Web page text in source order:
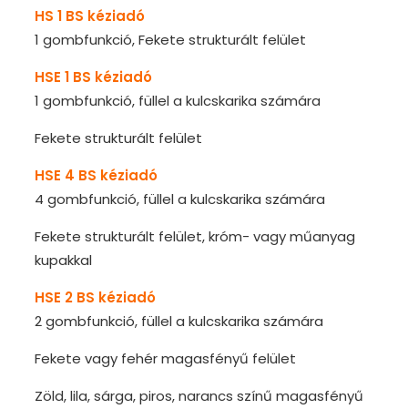
HS 1 BS kéziadó
1 gombfunkció, Fekete strukturált felület
HSE 1 BS kéziadó
1 gombfunkció, füllel a kulcskarika számára
Fekete strukturált felület
HSE 4 BS kéziadó
4 gombfunkció, füllel a kulcskarika számára
Fekete strukturált felület, króm- vagy műanyag
kupakkal
HSE 2 BS kéziadó
2 gombfunkció, füllel a kulcskarika számára
Fekete vagy fehér magasfényű felület
Zöld, lila, sárga, piros, narancs színű magasfényű